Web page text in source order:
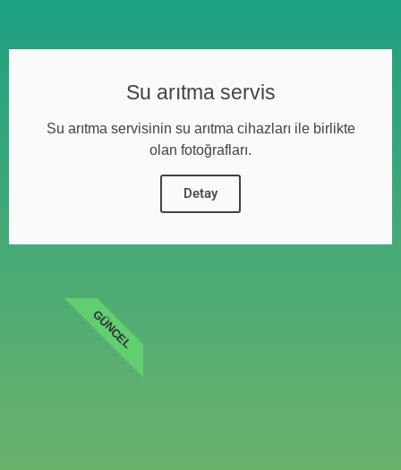
Su arıtma servis
Su arıtma servisinin su arıtma cihazları ile birlikte
olan fotoğrafları.
Detay
GÜNCEL